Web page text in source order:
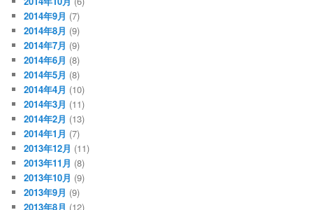
2014年9月 (7)
2014年8月 (9)
2014年7月 (9)
2014年6月 (8)
2014年5月 (8)
2014年4月 (10)
2014年3月 (11)
2014年2月 (13)
2014年1月 (7)
2013年12月 (11)
2013年11月 (8)
2013年10月 (9)
2013年9月 (9)
2013年8月 (12)